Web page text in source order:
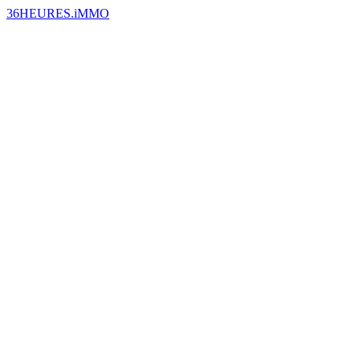
36HEURES.iMMO